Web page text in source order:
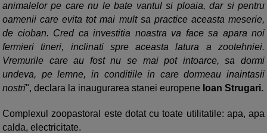
animalelor pe care nu le bate vantul si ploaia, dar si pentru
oamenii care evita tot mai mult sa practice aceasta meserie,
de cioban. Cred ca investitia noastra va face sa apara noi
fermieri tineri, inclinati spre aceasta latura a zootehniei.
Vremurile care au fost nu se mai pot intoarce, sa dormi
undeva, pe lemne, in conditiile in care dormeau inaintasii
nostri", declara la inaugurarea stanei europene Ioan Strugari.
Complexul zoopastoral este dotat cu toate utilitatile: apa, apa
calda, electricitate.